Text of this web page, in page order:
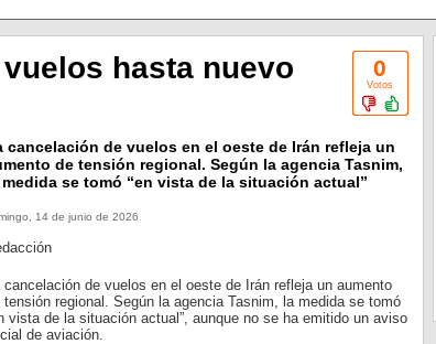
0
Votos
hasta nuevo
cancelación de vuelos en el oeste de Irán refleja un
de tensión regional. Según la agencia Tasnim,
medida se tomó “en vista de la situación actual”
14 de junio de 2026
cancelación de vuelos en el oeste de Irán refleja un aumento
tensión regional. Según la agencia Tasnim, la medida se tomó
vista de la situación actual”, aunque no se ha emitido un aviso
de aviación.